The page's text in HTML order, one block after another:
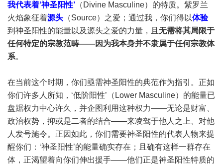
我代表着‘神圣阳性’ （Divine Masculine）的特质。紫罗兰
火焰象征着源头 （Source）之爱；通过我，你们得以体验
到神圣阳性的能量以及源头之爱的力量，且 无需将其局限于
任何特定的宗教范畴——因为我本身并不隶属于任何宗教体
系。
在当前这个时期，你们亟需神圣阳性的典范作为指引。正如
你们许多人所知，‘低阶阳性’（Lower Masculine）的能量已
盘踞权力中心许久，并企图利用这种权力——无论是财富、
政治权势，抑或是二者的结合——来凌驾于他人之上、对他
人发号施令。正因如此，你们需要神圣阳性的代表人物来提
醒你们：‘神圣阳性’的能量确实存在；且确有这样一群存在
体，正渴望着向你们伸出援手——他们正是神圣阳性特质的